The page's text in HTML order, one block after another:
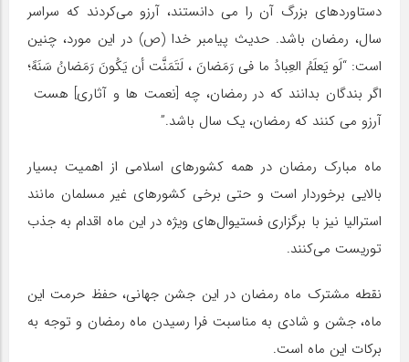
دستاوردهاى بزرگ آن را مى دانستند، آرزو مى‌کردند که سراسر
سال، رمضان باشد. حدیث پیامبر خدا (ص) در این مورد، چنین
است: “لَو یَعلَمُ العِبادُ ما فى رَمَضانَ ، لَتَمَنَّت أن یَکُونَ رَمَضانُ سَنَهً؛
اگر بندگان بدانند که در رمضان، چه [نعمت ها و آثارى] هست
آرزو مى کنند که رمضان، یک سال باشد.”
ماه مبارک رمضان در همه کشورهای اسلامی از اهمیت بسیار
بالایی برخوردار است و حتی برخی کشورهای غیر مسلمان مانند
استرالیا نیز با برگزاری فستیوال‌های ویژه در این ماه اقدام به جذب
توریست می‌‌کنند.
نقطه مشترک ماه رمضان در این جشن جهانی، حفظ حرمت این
ماه، جشن و شادی به مناسبت فرا رسیدن ماه رمضان و توجه به
برکات این ماه است.